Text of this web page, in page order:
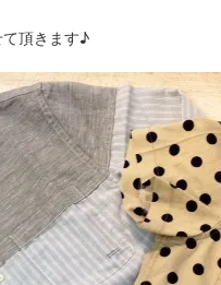
頂きます♪